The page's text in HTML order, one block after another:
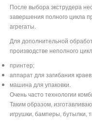
После выбора экструдера
завершения полного цикла
агрегаты.
Для дополнительной
производстве неполного
принтер;
аппарат для загибания
машина для упаковки.
Очень часто технологии
Таким образом,
игрушки, бамперы, бутылки,